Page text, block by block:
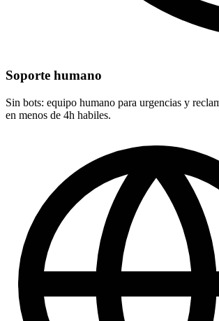
Soporte humano
Sin bots: equipo humano para urgencias y
en menos de 4h habiles.